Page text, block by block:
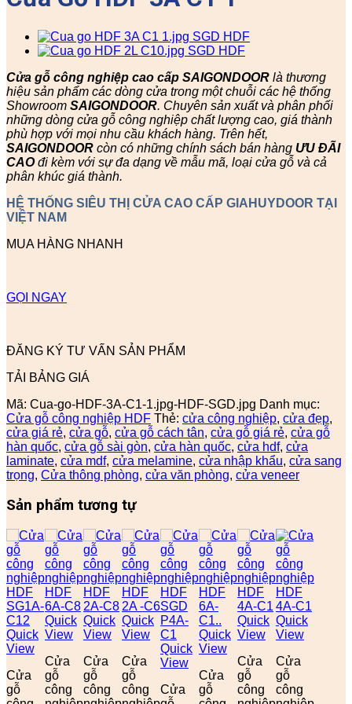
Cửa gỗ công nghiệp cao cấp SAIGONDOOR là thương
hiệu sản phẩm các dòng cửa trong một chuỗi các hệ thống
Showroom SAIGONDOOR. Chuyên sản xuất và phân phối
những dòng cửa gỗ công nghiệp chất lượng cao, giá thành
phù hợp với mọi nhu cầu khách hàng. Trên hết,
SAIGONDOOR còn có những chính sách bán hàng ƯU ĐÃI
CAOđi kèm với sự đa dạng về mẫu mã, loại cửa gỗ và cả
phân khúc giá thành.
HỆ THỐNG SIÊU THỊ CỬA CAO CẤP GIAHUYDOOR TẠI
VIỆT NAM
MUA HÀNG NHANH
GỌI NGAY
ĐĂNG KÝ TƯ VẤN SẢN PHẨM
TẢI BẢNG GIÁ
Mã: Cua-go-HDF-3A-C1-1.jpg-HDF-SGD.jpg Danh mục:
Cửa gỗ công nghiệp HDF Thẻ: cửa công nghiệp, cửa đẹp,
cửa giá rẻ, cửa gỗ, cửa gỗ cách tân, cửa gỗ giá rẻ, cửa gỗ
hàn quốc, cửa gỗ sài gòn, cửa hàn quốc, cửa hdf, cửa
laminate, cửa mdf, cửa melamine, cửa nhập khẩu, cửa sang
trọng, Cửa thông phòng, cửa văn phòng, cửa veneer
Sản phẩm tương tự
Quick
View
Cửa
gỗ
Quick
View
Cửa
gỗ
công
Quick
View
Cửa
gỗ
công
Quick
View
Cửa
gỗ
công
Quick
View
Cửa
Quick
View
Cửa
gỗ
Quick
View
Cửa
gỗ
công
Quick
View
Cửa
gỗ
công